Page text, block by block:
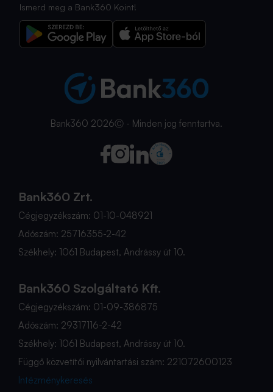
Ismerd meg a Bank360 Koint!
Bank360 2026Ⓒ - Minden jog fenntartva.
Bank360 Zrt.
Cégjegyzékszám: 01-10-048921
Adószám: 25716355-2-42
Székhely: 1061 Budapest, Andrássy út 10.
Bank360 Szolgáltató Kft.
Cégjegyzékszám: 01-09-386875
Adószám: 29317116-2-42
Székhely: 1061 Budapest, Andrássy út 10.
Függő közvetítői nyilvántartási szám: 221072600123
Intézménykeresés